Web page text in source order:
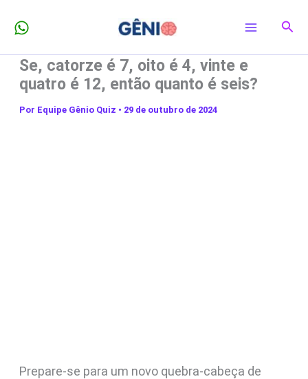
para
conteúdo
Se, catorze é 7, oito é 4, vinte e
quatro é 12, então quanto é seis?
Por Equipe Gênio Quiz • 29 de outubro de 2024
Prepare-se para um novo quebra-cabeça de